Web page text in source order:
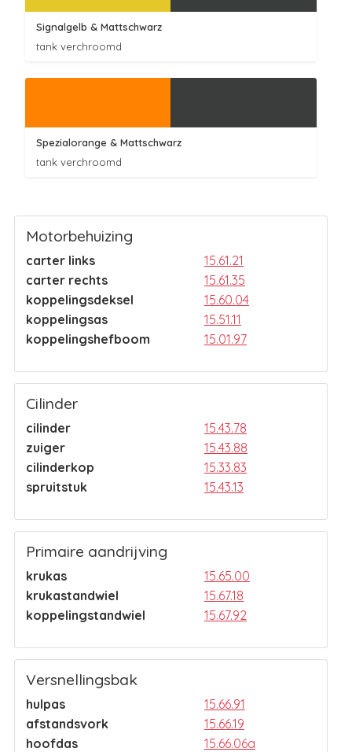
Signalgelb & Mattschwarz
tank verchroomd
Spezialorange & Mattschwarz
tank verchroomd
Motorbehuizing
carter links
15.61.21
carter rechts
15.61.35
koppelingsdeksel
15.60.04
koppelingsas
15.51.11
koppelingshefboom
15.01.97
Cilinder
cilinder
15.43.78
zuiger
15.43.88
cilinderkop
15.33.83
spruitstuk
15.43.13
Primaire aandrijving
krukas
15.65.00
krukastandwiel
15.67.18
koppelingstandwiel
15.67.92
Versnellingsbak
hulpas
15.66.91
afstandsvork
15.66.19
hoofdas
15.66.06a